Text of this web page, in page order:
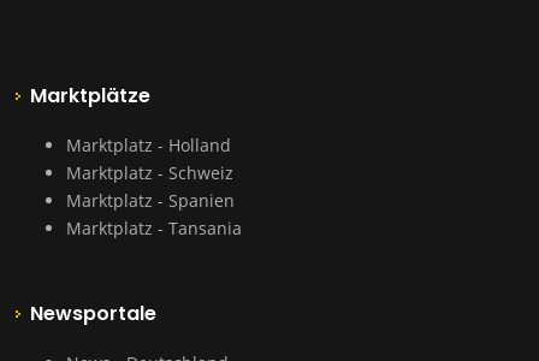
Marktplätze
Marktplatz - Holland
Marktplatz - Schweiz
Marktplatz - Spanien
Marktplatz - Tansania
Newsportale